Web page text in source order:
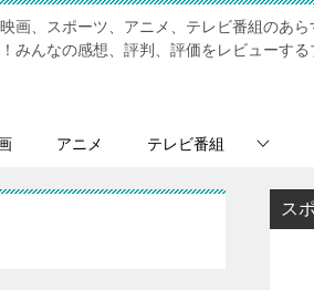
映画、スポーツ、アニメ、テレビ番組のあ
みんなの感想、評判、評価をレビューする
アニメ テレビ番組
ス